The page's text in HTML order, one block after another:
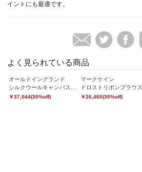
イントにも最適です。
よく見られている商品
オールドイングランド
￥37,044(30%off)
マークケイン
ドロストリボンブラウス
￥26,460(30%off)